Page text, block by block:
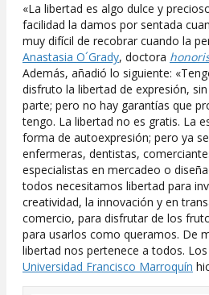
«La libertad es algo dulce y
facilidad la damos por sentada
muy difícil de recobrar cuando la
Anastasia O´Grady, doctora
Además, añadió lo siguiente:
disfruto la libertad de expresión,
parte; pero no hay garantías que
tengo. La libertad no es gratis. La
forma de autoexpresión; pero ya
enfermeras, dentistas,
especialistas en mercadeo o
todos necesitamos libertad para
creatividad, la innovación y en
comercio, para disfrutar de los
para usarlos como queramos. De
libertad nos pertenece a todos.
Universidad Francisco Marroquín